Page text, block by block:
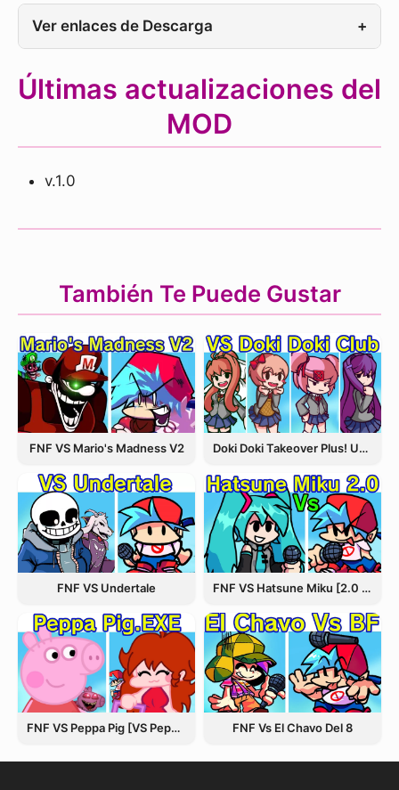
Ver enlaces de Descarga +
Últimas actualizaciones del
MOD
v.1.0
También Te Puede Gustar
FNF VS Mario's Madness V2 Doki Doki Takeover Plus! Update 3.5
FNF VS Undertale FNF VS Hatsune Miku [2.0 Update]
FNF VS Peppa Pig [VS Peppa.EXE] FNF Vs El Chavo Del 8